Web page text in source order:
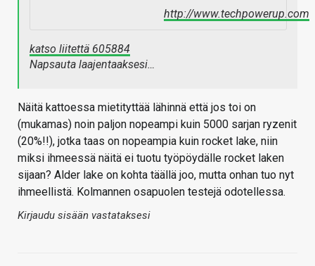
http://www.techpowerup.com
katso liitettä 605884
Napsauta laajentaaksesi…
Näitä kattoessa mietityttää lähinnä että jos toi on
(mukamas) noin paljon nopeampi kuin 5000 sarjan ryzenit
(20%!!), jotka taas on nopeampia kuin rocket lake, niin
miksi ihmeessä näitä ei tuotu työpöydälle rocket laken
sijaan? Alder lake on kohta täällä joo, mutta onhan tuo nyt
ihmeellistä. Kolmannen osapuolen testejä odotellessa.
Kirjaudu sisään vastataksesi